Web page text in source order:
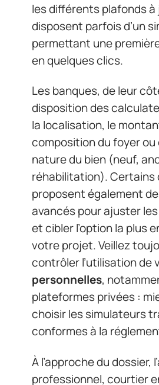
les différents plafonds à
disposent parfois d’un
permettant une
en quelques clics.
Les banques, de leur
disposition des
la localisation, le
composition du foyer ou
nature du bien (neuf,
réhabilitation). Certains
proposent également
avancés pour ajuster
et cibler l’option la plus
votre projet. Veillez
contrôler l’utilisation de
personnelles,
plateformes privées :
choisir les simulateurs
conformes à la
À l’approche du dossier,
professionnel, courtier